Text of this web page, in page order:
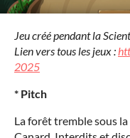
Jeu créé pendant la
Lien vers tous les jeux :
2025
* Pitch
La forêt tremble sous